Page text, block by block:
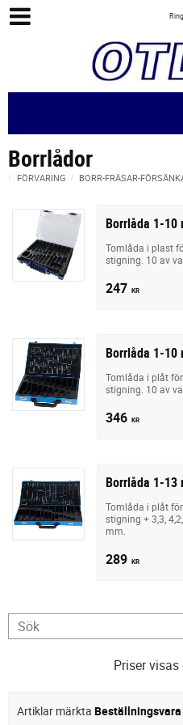
Borrlådor
FÖRVARING BORR-FRÄSAR-
Borrlåda 1-10
Tomlåda i plast
stigning. 10 av
247 KR
Borrlåda 1-10
Tomlåda i plåt
stigning. 10 av
346 KR
Borrlåda 1-13
Tomlåda i plåt
stigning + 3,3,
mm.
289 KR
Priser visas
Artiklar märkta Beställningsvara